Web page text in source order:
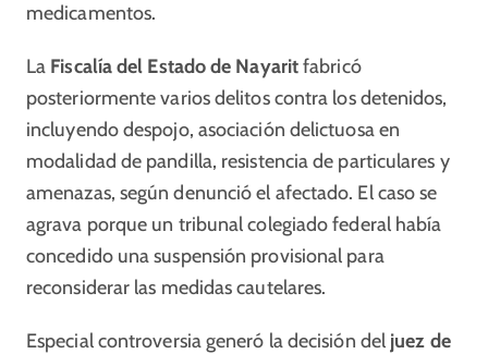
medicamentos.
La Fiscalía del Estado de Nayaritfabricó
posteriormente varios delitos contra los detenidos,
incluyendo despojo, asociación delictuosa en
modalidad de pandilla, resistencia de particulares y
amenazas, según denunció el afectado. El caso se
agrava porque un tribunal colegiado federal había
concedido una suspensión provisional para
reconsiderar las medidas cautelares.
Especial controversia generó la decisión del juez de